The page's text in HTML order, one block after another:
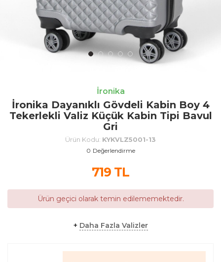
İronika
İronika Dayanıklı Gövdeli Kabin Boy 4
Tekerlekli Valiz Küçük Kabin Tipi Bavul
Gri
Ürün Kodu: KYKVLZ5001-13
0 Değerlendirme
719 TL
Ürün geçici olarak temin edilememektedir.
+ Daha Fazla Valizler